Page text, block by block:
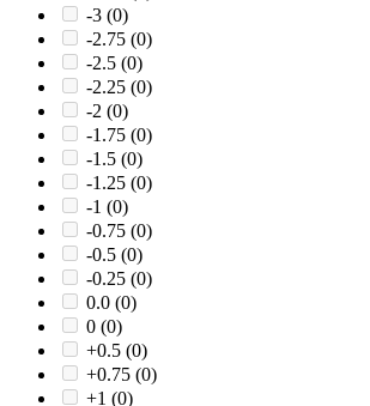
-3 (0)
-2.75 (0)
-2.5 (0)
-2.25 (0)
-2 (0)
-1.75 (0)
-1.5 (0)
-1.25 (0)
-1 (0)
-0.75 (0)
-0.5 (0)
-0.25 (0)
0.0 (0)
0 (0)
+0.5 (0)
+0.75 (0)
+1 (0)